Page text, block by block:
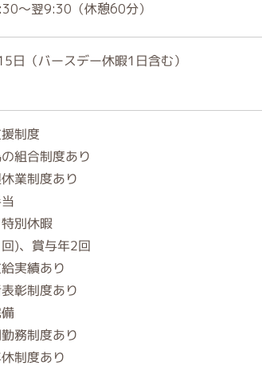
～翌9:30（休憩60分）
日（バースデー休暇1日含む）
制度
組合制度あり
業制度あり
別休暇
回)、賞与年2回
実績あり
彰制度あり
務制度あり
制度あり